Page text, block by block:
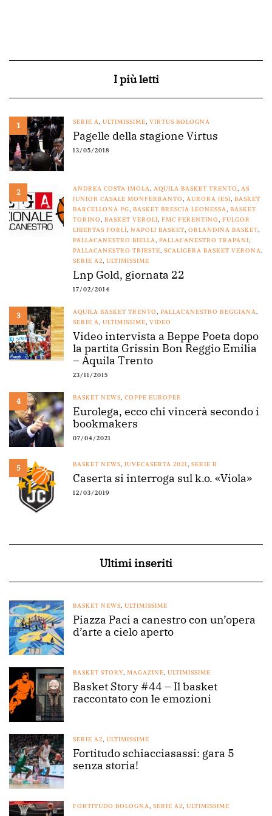
I più letti
1 SERIE A, ULTIMISSIME, VIRTUS BOLOGNA
Pagelle della stagione Virtus
13/05/2018
2 ANDREA COSTA IMOLA, AQUILA BASKET TRENTO, AS
JUNIOR CASALE MONFERRANTO, AURORA JESI, BASKET
BARCELLONA PG, BASKET BRESCIA LEONESSA, BASKET
TORINO, BASKET VEROLI, FMC FERENTINO, FULGOR
LIBERTAS FORLÌ, NAPOLI BASKET, ORLANDINA BASKET,
PALLACANESTRO BIELLA, PALLACANESTRO TRAPANI,
PALLACANESTRO TRIESTE, SCALIGERA BASKET VERONA,
SERIE A2, ULTIMISSIME
Lnp Gold, giornata 22
17/02/2014
3 AQUILA BASKET TRENTO, PALLACANESTRO REGGIANA,
SERIE A, ULTIMISSIME, VIDEO
Video intervista a Beppe Poeta dopo
la partita Grissin Bon Reggio Emilia
– Aquila Trento
23/11/2015
4 BASKET NEWS, COPPE EUROPEE
Eurolega, ecco chi vincerà secondo i
bookmakers
07/04/2021
5 BASKET NEWS, JUVECASERTA 2021, SERIE B
Caserta si interroga sul k.o. «Viola»
12/03/2019
Ultimi inseriti
BASKET NEWS, ULTIMISSIME
Piazza Paci a canestro con un’opera
d’arte a cielo aperto
BASKET STORY, MAGAZINE, ULTIMISSIME
Basket Story #44 – Il basket
raccontato con le emozioni
SERIE A2, ULTIMISSIME
Fortitudo schiacciasassi: gara 5
senza storia!
FORTITUDO BOLOGNA, SERIE A2, ULTIMISSIME